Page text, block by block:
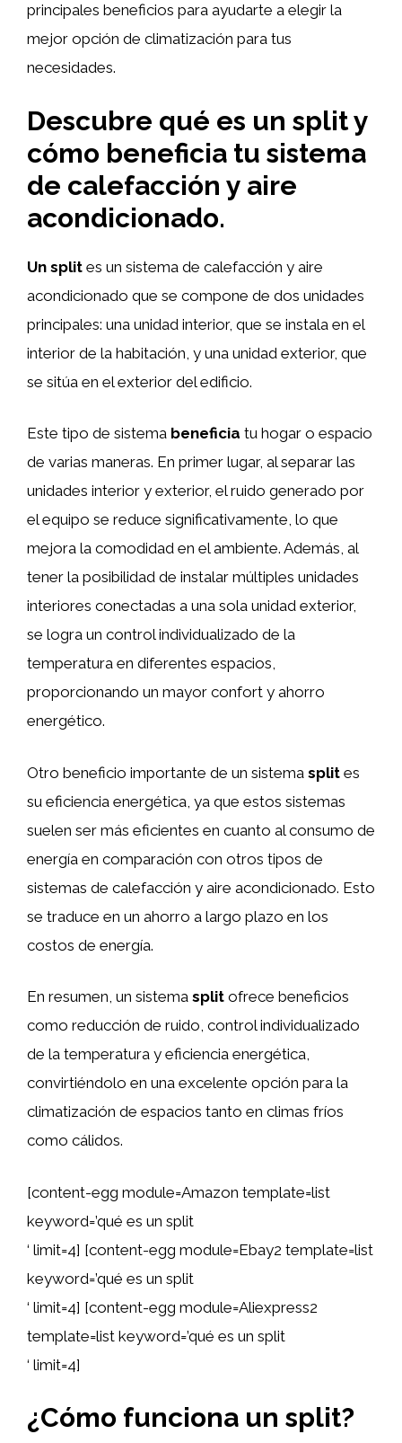
principales beneficios para ayudarte a elegir la
mejor opción de climatización para tus
necesidades.
Descubre qué es un split y
cómo beneficia tu sistema
de calefacción y aire
acondicionado.
Un split es un sistema de calefacción y aire
acondicionado que se compone de dos unidades
principales: una unidad interior, que se instala en el
interior de la habitación, y una unidad exterior, que
se sitúa en el exterior del edificio.
Este tipo de sistema beneficia tu hogar o espacio
de varias maneras. En primer lugar, al separar las
unidades interior y exterior, el ruido generado por
el equipo se reduce significativamente, lo que
mejora la comodidad en el ambiente. Además, al
tener la posibilidad de instalar múltiples unidades
interiores conectadas a una sola unidad exterior,
se logra un control individualizado de la
temperatura en diferentes espacios,
proporcionando un mayor confort y ahorro
energético.
Otro beneficio importante de un sistema split es
su eficiencia energética, ya que estos sistemas
suelen ser más eficientes en cuanto al consumo de
energía en comparación con otros tipos de
sistemas de calefacción y aire acondicionado. Esto
se traduce en un ahorro a largo plazo en los
costos de energía.
En resumen, un sistema split ofrece beneficios
como reducción de ruido, control individualizado
de la temperatura y eficiencia energética,
convirtiéndolo en una excelente opción para la
climatización de espacios tanto en climas fríos
como cálidos.
[content-egg module=Amazon template=list
keyword=’qué es un split
‘ limit=4] [content-egg module=Ebay2 template=list
keyword=’qué es un split
‘ limit=4] [content-egg module=Aliexpress2
template=list keyword=’qué es un split
‘ limit=4]
¿Cómo funciona un split?